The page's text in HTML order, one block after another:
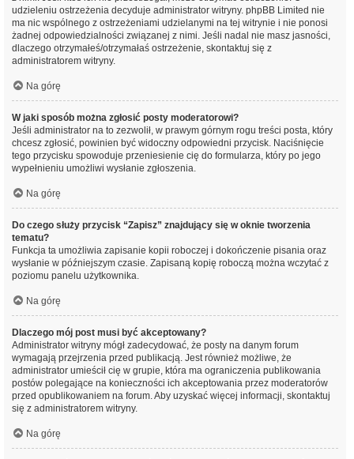
udzieleniu ostrzeżenia decyduje administrator witryny. phpBB Limited nie
ma nic wspólnego z ostrzeżeniami udzielanymi na tej witrynie i nie ponosi
żadnej odpowiedzialności związanej z nimi. Jeśli nadal nie masz jasności,
dlaczego otrzymałeś/otrzymałaś ostrzeżenie, skontaktuj się z
administratorem witryny.
Na górę
W jaki sposób można zgłosić posty moderatorowi?
Jeśli administrator na to zezwolił, w prawym górnym rogu treści posta, który
chcesz zgłosić, powinien być widoczny odpowiedni przycisk. Naciśnięcie
tego przycisku spowoduje przeniesienie cię do formularza, który po jego
wypełnieniu umożliwi wysłanie zgłoszenia.
Na górę
Do czego służy przycisk “Zapisz” znajdujący się w oknie tworzenia
tematu?
Funkcja ta umożliwia zapisanie kopii roboczej i dokończenie pisania oraz
wysłanie w późniejszym czasie. Zapisaną kopię roboczą można wczytać z
poziomu panelu użytkownika.
Na górę
Dlaczego mój post musi być akceptowany?
Administrator witryny mógł zadecydować, że posty na danym forum
wymagają przejrzenia przed publikacją. Jest również możliwe, że
administrator umieścił cię w grupie, która ma ograniczenia publikowania
postów polegające na konieczności ich akceptowania przez moderatorów
przed opublikowaniem na forum. Aby uzyskać więcej informacji, skontaktuj
się z administratorem witryny.
Na górę